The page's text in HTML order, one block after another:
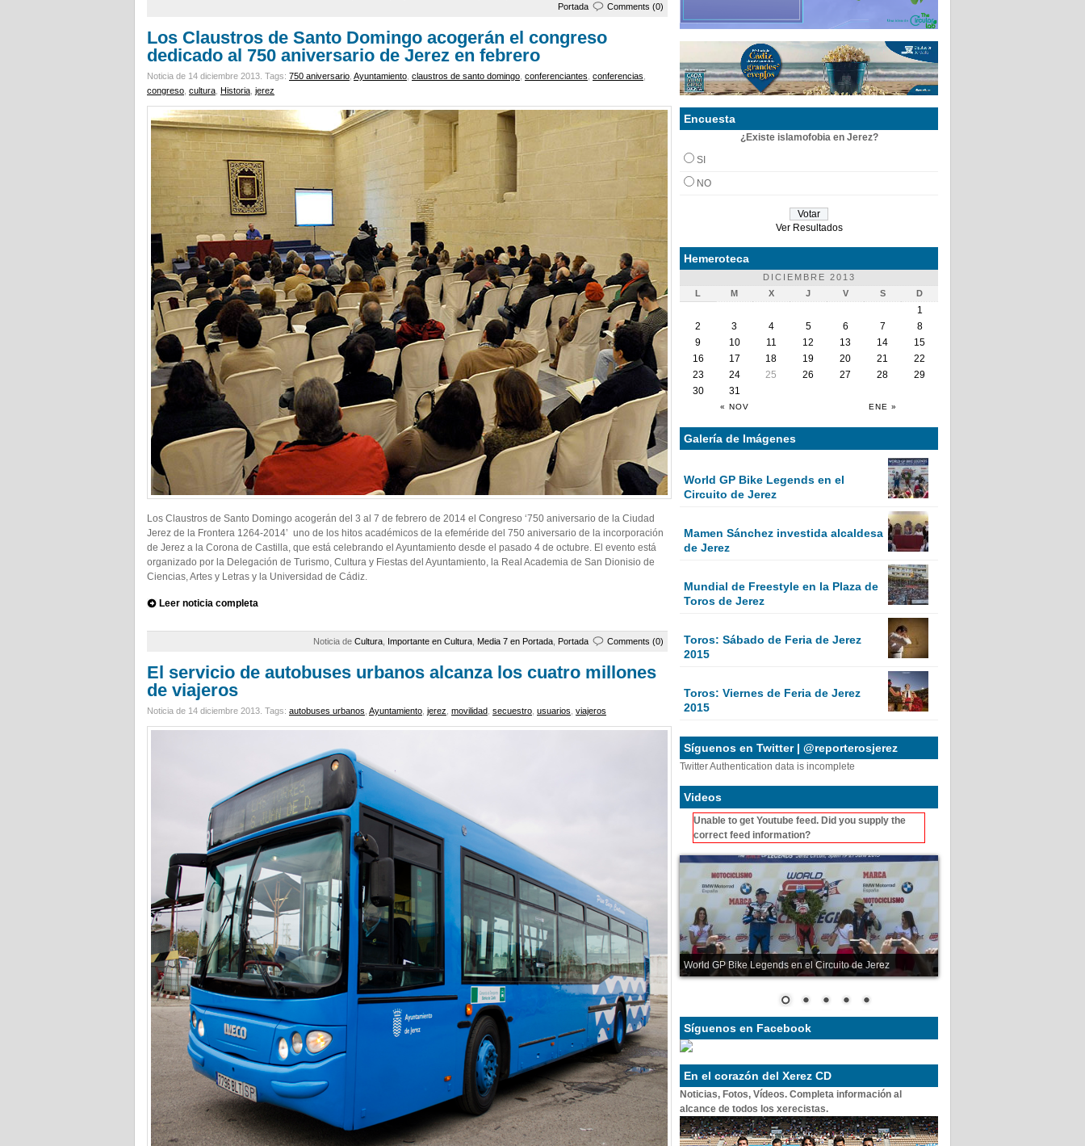
Portada
Comments (0)
Los Claustros de Santo Domingo acogerán el congreso
dedicado al 750 aniversario de Jerez en febrero
Noticia de 14 diciembre 2013. Tags: 750 aniversario Ayuntamiento claustros de santo domingo conferenciantes conferencias
congreso cultura Historia jerez
Los Claustros de Santo Domingo acogerán del 3 al 7 de febrero de 2014 el Congreso ‘750 aniversario de la Ciudad
Jerez de la Frontera 1264-2014’ uno de los hitos académicos de la efeméride del 750 aniversario de la incorporación
de Jerez a la Corona de Castilla, que está celebrando el Ayuntamiento desde el pasado 4 de octubre. El evento está
organizado por la Delegación de Turismo, Cultura y Fiestas del Ayuntamiento, la Real Academia de San Dionisio de
Ciencias, Artes y Letras y la Universidad de Cádiz.
Leer noticia completa
Noticia de Cultura Importante en Cultura Media 7 en Portada Portada Comments (0)
El servicio de autobuses urbanos alcanza los cuatro millones
de viajeros
Noticia de 14 diciembre 2013. Tags: autobuses urbanos Ayuntamiento jerez movilidad secuestro usuarios viajeros
Encuesta
¿Existe islamofobia en Jerez?
SI
NO
Ver Resultados
Hemeroteca
DICIEMBRE 2013
L
M X J V S D
« NOV ENE »
1
2
3 4 5 6 7
8
9
10 11 12 13 14
15
16
17 18 19 20 21
22
23
24 25 26 27 28
29
30
31
Galería de Imágenes
World GP Bike Legends en el
Circuito de Jerez
Mamen Sánchez investida alcaldesa
de Jerez
Mundial de Freestyle en la Plaza de
Toros de Jerez
Toros: Sábado de Feria de Jerez
2015
Toros: Viernes de Feria de Jerez
2015
Síguenos en Twitter | @reporterosjerez
Twitter Authentication data is incomplete
Videos
Unable to get Youtube feed. Did you supply the
correct feed information?
World GP Bike Legends en el Circuito de Jerez
Síguenos en Facebook
En el corazón del Xerez CD
Noticias, Fotos, Vídeos. Completa información al
alcance de todos los xerecistas.